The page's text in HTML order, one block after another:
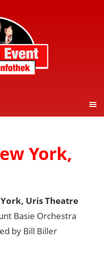
York,
Uris Theatre
Basie Orchestra
by Bill Biller